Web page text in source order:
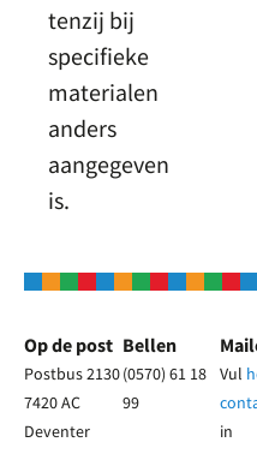
tenzij bij
specifieke
materialen
anders
aangegeven
is.
Op de post
Postbus 2130
7420 AC
Deventer
Bellen
(0570) 61 18
99
Vul
in